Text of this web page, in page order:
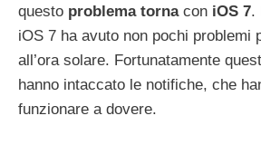
questo problema tornacon iOS 7.
iOS 7 ha avuto non pochi problemi
all’ora solare. Fortunatamente
hanno intaccato le notifiche, che
funzionare a dovere.